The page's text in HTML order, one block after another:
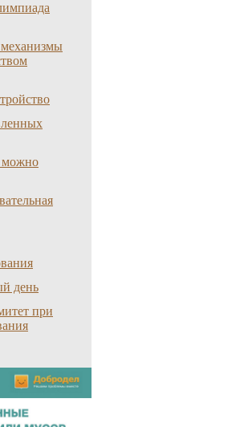
день
при